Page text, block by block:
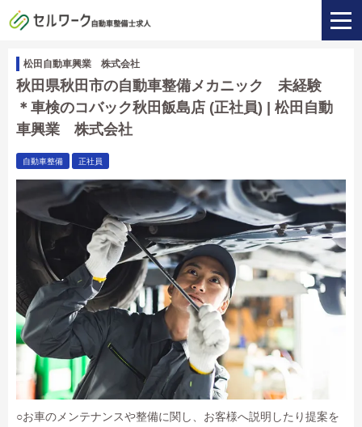
松田自動車興業 株式会社
秋田県秋田市の自動車整備メカニック 未経験
＊車検のコバック秋田飯島店 (正社員) | 松田自動
車興業 株式会社
自動車整備 正社員
○お車のメンテナンスや整備に関し、お客様へ説明したり提案を